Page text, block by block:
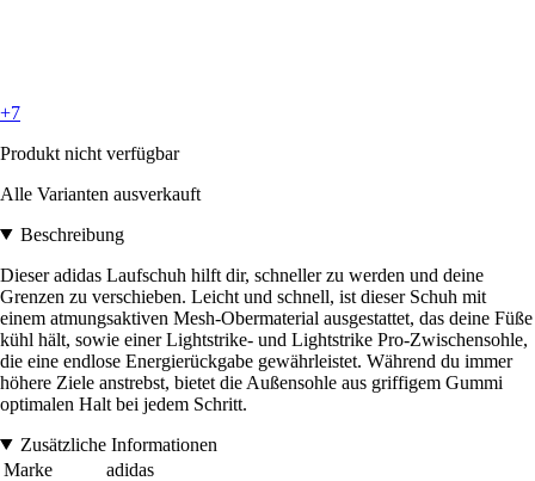
+7
Produkt nicht verfügbar
Alle Varianten ausverkauft
Beschreibung
Dieser adidas Laufschuh hilft dir, schneller zu werden und deine
Grenzen zu verschieben. Leicht und schnell, ist dieser Schuh mit
einem atmungsaktiven Mesh-Obermaterial ausgestattet, das deine Füße
kühl hält, sowie einer Lightstrike- und Lightstrike Pro-Zwischensohle,
die eine endlose Energierückgabe gewährleistet. Während du immer
höhere Ziele anstrebst, bietet die Außensohle aus griffigem Gummi
optimalen Halt bei jedem Schritt.
Zusätzliche Informationen
Marke
adidas